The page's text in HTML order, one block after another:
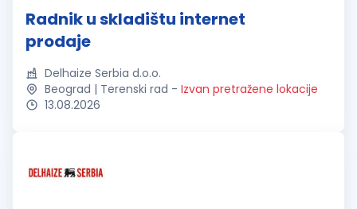
Radnik u skladištu internet
prodaje
Delhaize Serbia d.o.o.
Beograd | Terenski rad - Izvan pretražene lokacije
13.08.2026